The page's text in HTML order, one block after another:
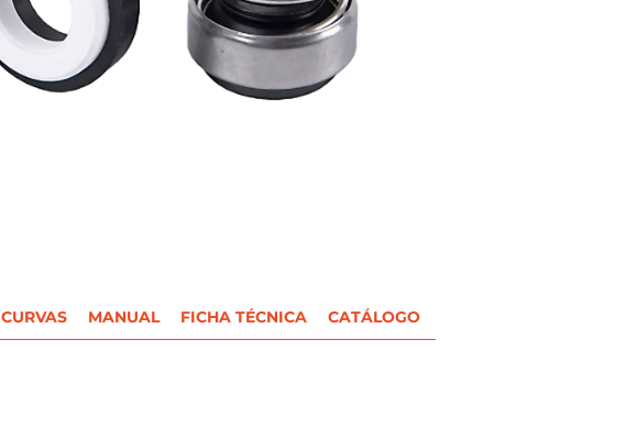
CURVAS MANUAL FICHA TÉCNICA CATÁLOGO